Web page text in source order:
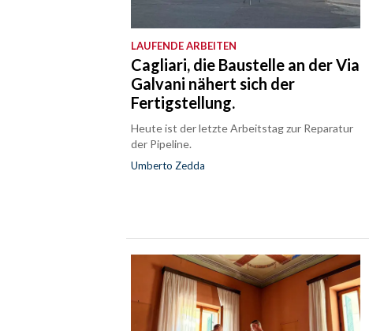
LAUFENDE ARBEITEN
Cagliari, die Baustelle an der Via
Galvani nähert sich der
Fertigstellung.
Heute ist der letzte Arbeitstag zur Reparatur
der Pipeline.
Umberto Zedda